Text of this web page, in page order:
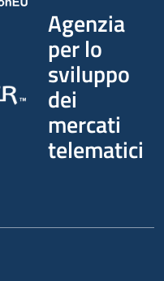
Agenzia
per lo
sviluppo
dei
mercati
telematici